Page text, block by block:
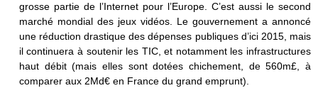
grosse partie de l’Internet pour l’Europe. C’est aussi le second
marché mondial des jeux vidéos. Le gouvernement a annoncé
une réduction drastique des dépenses publiques d’ici 2015, mais
il continuera à soutenir les TIC, et notamment les infrastructures
haut débit (mais elles sont dotées chichement, de 560m£, à
comparer aux 2Md€ en France du grand emprunt).